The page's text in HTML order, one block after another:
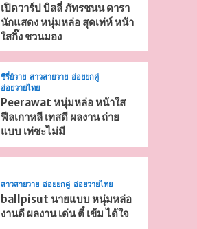
เปิดวาร์ป บิลลี่ ภัทรชนน ดารา
นักแสดง หนุ่มหล่อ สุดเท่ห์ หน้า
ใสกิ๊ง ชวนมอง
ซีรี่ย์วาย สาวสายวาย อ่อยยกคู่
อ่อยวายไทย
Peerawat หนุ่มหล่อ หน้าใส
ฟีลเกาหลี เทสดี ผลงาน ถ่าย
แบบ เท่ซะไม่มี
สาวสายวาย อ่อยยกคู่ อ่อยวายไทย
ballpisut นายแบบ หนุ่มหล่อ
งานดี ผลงาน เด่น ตี๋ เข้ม ได้ใจ